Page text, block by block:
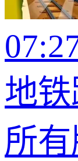
地
所